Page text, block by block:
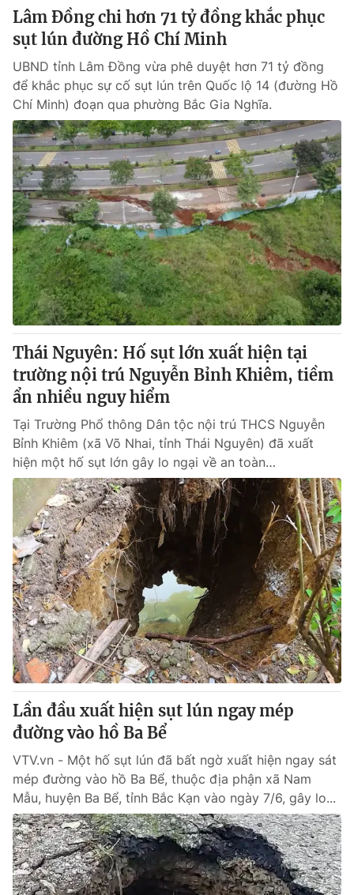
Lâm Đồng chi hơn 71 tỷ đồng khắc phục
sụt lún đường Hồ Chí Minh
UBND tỉnh Lâm Đồng vừa phê duyệt hơn 71 tỷ đồng
để khắc phục sự cố sụt lún trên Quốc lộ 14 (đường Hồ
Chí Minh) đoạn qua phường Bắc Gia Nghĩa.
Thái Nguyên: Hố sụt lớn xuất hiện tại
trường nội trú Nguyễn Bỉnh Khiêm, tiềm
ẩn nhiều nguy hiểm
Tại Trường Phổ thông Dân tộc nội trú THCS Nguyễn
Bỉnh Khiêm (xã Võ Nhai, tỉnh Thái Nguyên) đã xuất
hiện một hố sụt lớn gây lo ngại về an toàn…
Lần đầu xuất hiện sụt lún ngay mép
đường vào hồ Ba Bể
VTV.vn - Một hố sụt lún đã bất ngờ xuất hiện ngay sát
mép đường vào hồ Ba Bể, thuộc địa phận xã Nam
Mẫu, huyện Ba Bể, tỉnh Bắc Kạn vào ngày 7/6, gây lo...